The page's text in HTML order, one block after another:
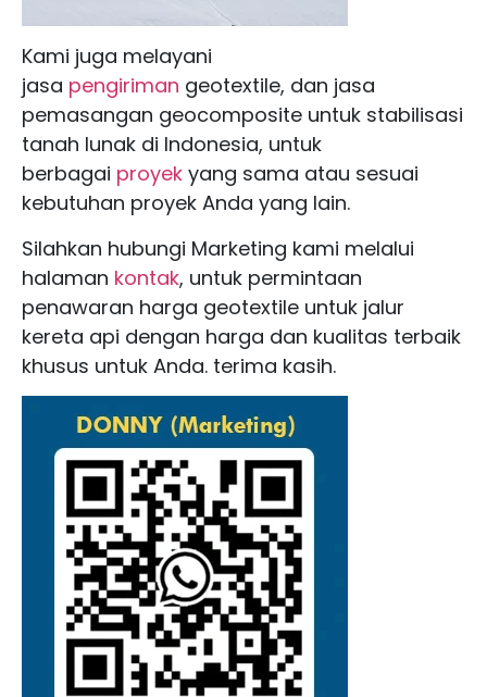
Kami juga melayani
jasa pengiriman geotextile, dan jasa
pemasangan geocomposite untuk stabilisasi
tanah lunak di Indonesia, untuk
berbagai proyek yang sama atau sesuai
kebutuhan proyek Anda yang lain.
Silahkan hubungi Marketing kami melalui
halaman kontak, untuk permintaan
penawaran harga geotextile untuk jalur
kereta api dengan harga dan kualitas terbaik
khusus untuk Anda. terima kasih.